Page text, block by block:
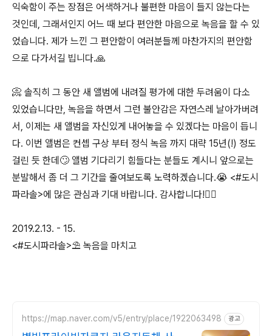
익숙함이 주는 장점은 어색하거나 불편한 마음이 들지 않는다는
것인데, 그래서인지 어느 때 보다 편안한 마음으로 녹음을 할 수 있
었습니다. 제가 느낀 그 편안함이 여러분들께 마찬가지의 편안함
으로 다가서길 빕니다.🙏
📀 솔직히 그 동안 새 앨범에 내려질 평가에 대한 두려움이 다소
있었습니다만, 녹음을 하면서 그런 불안감은 자연스레 날아가버려
서, 이제는 새 앨범을 자신있게 내어놓을 수 있겠다는 마음이 듭니
다. 이번 앨범은 컨셉 구상 부터 정식 녹음 까지 대략 15년(!) 정도
걸린 듯 한데🙄 앨범 기다리기 힘들다는 분들도 계시니 앞으로는
분발해서 좀 더 그 기간을 줄여보도록 노력하겠습니다.😭 <#도시
파라솔>에 많은 관심과 기대 바랍니다. 감사합니다!🙇‍♂️
2019.2.13. - 15.
<#도시파라솔>⛱ 녹음을 마치고
https://map.naver.com/v5/entry/place/1922063498 광고